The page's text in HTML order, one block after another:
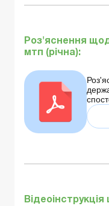
Роз'яснення
мтп (річна):